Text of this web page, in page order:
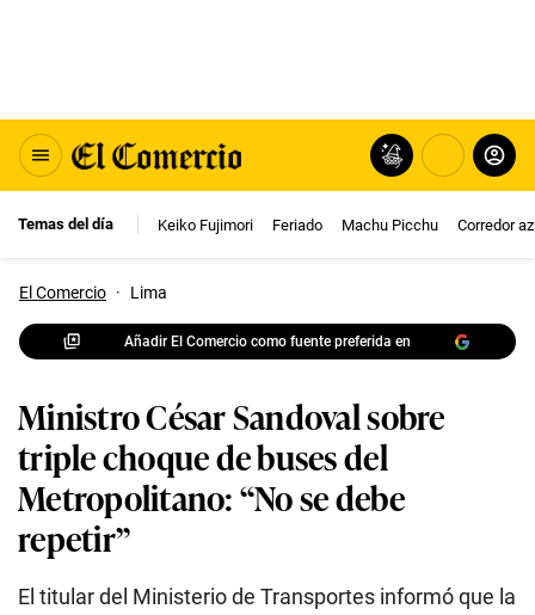
Temas del día Keiko Fujimori Feriado Machu Picchu Corredor
El Comercio · Lima
Añadir El Comercio como fuente preferida en
Ministro César Sandoval sobre
triple choque de buses del
Metropolitano: “No se debe
repetir”
El titular del Ministerio de Transportes informó que la